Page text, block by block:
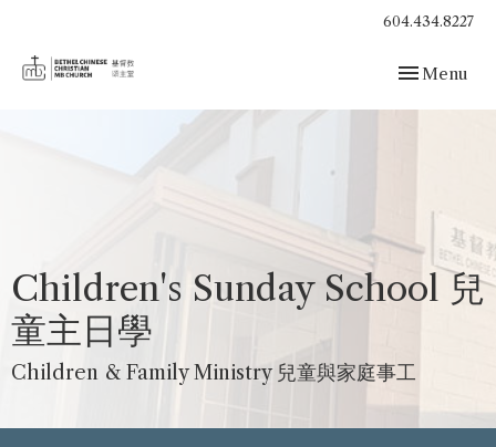
604.434.8227
Toggle
Menu
Children's Sunday School 兒
童主日學
Children & Family Ministry 兒童與家庭事工